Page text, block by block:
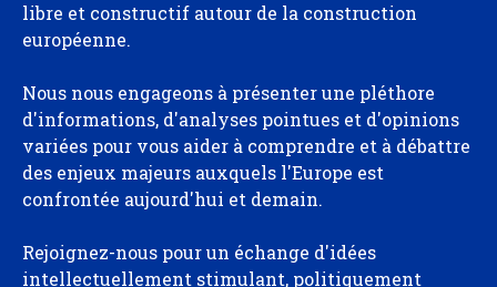
libre et constructif autour de la construction
européenne.
Nous nous engageons à présenter une pléthore
d'informations, d'analyses pointues et d'opinions
variées pour vous aider à comprendre et à débattre
des enjeux majeurs auxquels l'Europe est
confrontée aujourd'hui et demain.
Rejoignez-nous pour un échange d'idées
intellectuellement stimulant, politiquement